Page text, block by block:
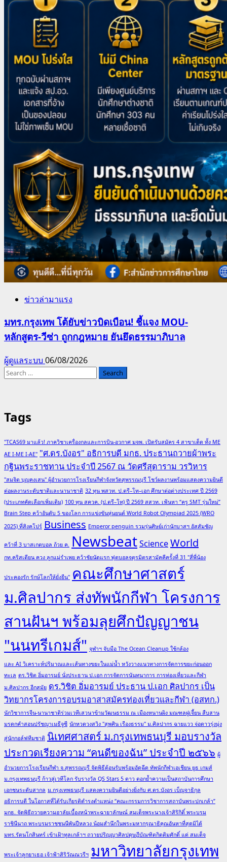
ข่าวล่ามาแรง
มทร.กรุงเทพ โต้ยับข่าวบิดเบือน! ชี้แจง MOU-
หลักสูตร-วีซ่า ถูกกฎหมาย ยันยึดธรรมาภิบาล
ผู้ดูแลระบบ 06/08/2026
Search
Tags
"TCAS69 มาแล้ว! ภาควิชาเครื่องกลและการบิน-อวกาศ มจพ. เปิดรับสมัคร 4 สาขาเด็ด ทั้ง ME
AE I-ME I-AE" "ศ.ดร.บังอร" อธิการบดี มกธ. ประธานถวายผ้าพระ
กฐินพระราชทาน ประจำปี 2567 ณ วัดศรีสุดาราม วรวิหาร
"สมจิต บุญคงเสน" ผู้อำนวยการโรงเรียนกีฬาจังหวัดสุพรรณบุรี โชว์ผลงานพร้อมแสดงความยินดี
ต่อผลงานระดับชาติและนานาชาติ 32 ทุน พสวท. ป.ตรี–โท–เอก ศึกษาต่อต่างประเทศ ปี 2569
(ประเภทคัดเลือกเพิ่มเติม) 100 ทุน สควค. (ป.ตรี–โท) ปี 2569 สสวท. เฟ้นหา “ครู SMT รุ่นใหม่”
Brain Step คว้าอันดับ 5 ของโลก การแข่งขันหุ่นยนต์ World Robot Olympiad 2025 (WRO
2025) ที่สิงคโปร์ Business Emperor penguin รวมรุ่นศิษย์เก่านักบาสฯ อัสสัมชัญ
คว้าที่ 3 บาสเกตบอล ถ้วย ค. NewsbeatScienceWorld
กท.คริสเตียน ควง ลูกแม่รำเพย คว้าชัยนัดแรก ฟุตบอลจตุรมิตรสามัคคีครั้งที่ 31 "สี่พี่น้อง
ประคองรัก รักษ์โลกให้ยั่งยืน" คณะศึกษาศาสตร์
ม.ศิลปากร ส่งทัพนักกีฬา โครงการ
สานฝันฯ พร้อมลุยศึกปัญญาชน
"นนทรีเกมส์" จุฬาฯ จับมือ The Ocean Cleanup ใช้กล้อง
และ AI วิเคราะห์ปริมาณและเส้นทางขยะในแม่น้ำ หวังวางแนวทางการจัดการขยะก่อนออก
ทะเล ดร.วิชิต อิ่มอารมย์ นั่งประธาน ป.เอก การจัดการนันทนาการ การท่องเที่ยวและกีฬา
ม.ศิลปากร อีกสมัย ดร.วิชิต อิ่มอารมย์ ประธาน ป.เอก ศิลปากร เป็น
วิทยากรโครงการอบรมอาสาสมัครท่องเที่ยวและกีฬา (อสทก.)
นักวิชาการจีน-นานาชาติร่วมเวทีเสวนาข้ามวัฒนธรรม ณ เมืองหนานผิง มณฑลฝูเจี้ยน สืบสาน
มรดกคำสอนปรัชญาเมธีจูซี นักหวดวงสวิง "สุพศิน เรืองธรรม" ม.ศิลปากร ฉายแวว จ่อดาวรุ่งมุ่ง
สู่นักกอล์ฟทีมชาติ นิเทศศาสตร์ ม.กรุงเทพธนบุรี มอบรางวัล
ประกวดเรียงความ “คนดีของฉัน” ประจำปี ๒๕๖๖ ผู้
อำนวยการโรงเรียนกีฬา จ.สุพรรณบุรี จัดพิธีต้อนรับพร้อมอัดฉีด ทัพนักกีฬาเอเชียน ยูธ เกมส์
ม.กรุงเทพธนบุรี ก้าวสู่เวทีโลก รับรางวัล QS Stars 5 ดาว ตอกย้ำความเป็นสถาบันการศึกษา
เอกชนระดับสากล ม.กรุงเทพธนบุรี แสดงความยินดีอย่างยิ่งกับ ศ.ดร.บังอร เบ็ญจาธิกุล
อธิการบดี ในโอกาสที่ได้รับเกียรติดำรงตำแหน่ง “คณะกรรมการวิชาการสถาบันพระปกเกล้า”
มกธ. จัดพิธีถวายความอาลัยเบื้องหน้าพระฉายาลักษณ์ สมเด็จพระนางเจ้าสิริกิติ์ พระบรม
ราชินีนาถ พระบรมราชชนนีพันปีหลวง น้อมสำนึกในพระมหากรุณาธิคุณอันหาที่สุดมิได้
มทร.รัตนโกสินทร์ เข้าเฝ้าทูลเกล้าฯ ถวายปริญญาศิลปดุษฎีบัณฑิตกิตติมศักดิ์ แด่ สมเด็จ
พระเจ้าลูกยาเธอ เจ้าฟ้าสิริวัณณวรีฯ มหาวิทยาลัยกรุงเทพ